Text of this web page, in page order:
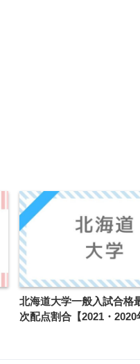
北海道大学一般入試合格
次配点割合【2021・2020